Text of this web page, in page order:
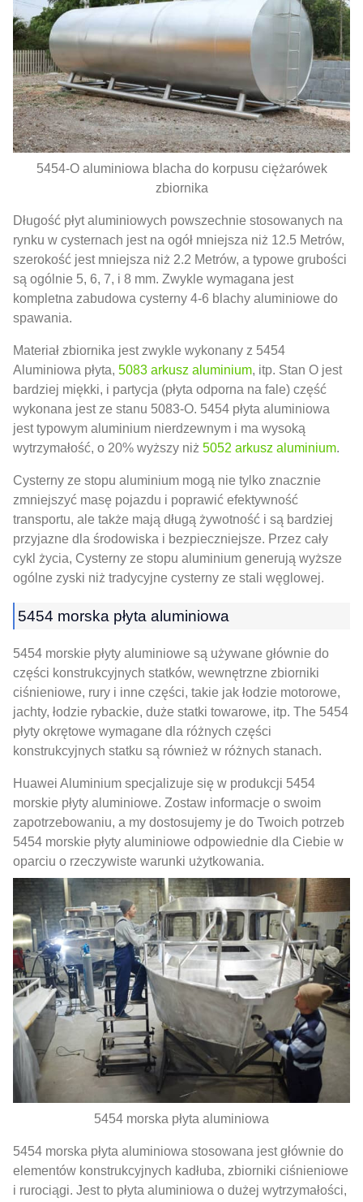
5454-O aluminiowa blacha do korpusu ciężarówek
zbiornika
Długość płyt aluminiowych powszechnie stosowanych na
rynku w cysternach jest na ogół mniejsza niż 12.5 Metrów,
szerokość jest mniejsza niż 2.2 Metrów, a typowe grubości
są ogólnie 5, 6, 7, i 8 mm. Zwykle wymagana jest
kompletna zabudowa cysterny 4-6 blachy aluminiowe do
spawania.
Materiał zbiornika jest zwykle wykonany z 5454
Aluminiowa płyta, 5083 arkusz aluminium, itp. Stan O jest
bardziej miękki, i partycja (płyta odporna na fale) część
wykonana jest ze stanu 5083-O. 5454 płyta aluminiowa
jest typowym aluminium nierdzewnym i ma wysoką
wytrzymałość, o 20% wyższy niż 5052 arkusz aluminium.
Cysterny ze stopu aluminium mogą nie tylko znacznie
zmniejszyć masę pojazdu i poprawić efektywność
transportu, ale także mają długą żywotność i są bardziej
przyjazne dla środowiska i bezpieczniejsze. Przez cały
cykl życia, Cysterny ze stopu aluminium generują wyższe
ogólne zyski niż tradycyjne cysterny ze stali węglowej.
5454 morska płyta aluminiowa
5454 morskie płyty aluminiowe są używane głównie do
części konstrukcyjnych statków, wewnętrzne zbiorniki
ciśnieniowe, rury i inne części, takie jak łodzie motorowe,
jachty, łodzie rybackie, duże statki towarowe, itp. The 5454
płyty okrętowe wymagane dla różnych części
konstrukcyjnych statku są również w różnych stanach.
Huawei Aluminium specjalizuje się w produkcji 5454
morskie płyty aluminiowe. Zostaw informacje o swoim
zapotrzebowaniu, a my dostosujemy je do Twoich potrzeb
5454 morskie płyty aluminiowe odpowiednie dla Ciebie w
oparciu o rzeczywiste warunki użytkowania.
5454 morska płyta aluminiowa
5454 morska płyta aluminiowa stosowana jest głównie do
elementów konstrukcyjnych kadłuba, zbiorniki ciśnieniowe
i rurociągi. Jest to płyta aluminiowa o dużej wytrzymałości,